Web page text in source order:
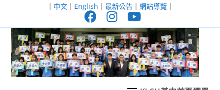
至
｜ 中文｜ English ｜ 最新公告｜ 網站導覽｜